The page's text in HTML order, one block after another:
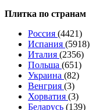
Плитка по странам
Россия (4421)
Испания (5918)
Италия (2356)
Польша (651)
Украина (82)
Венгрия (3)
Хорватия (3)
Беларусь (139)